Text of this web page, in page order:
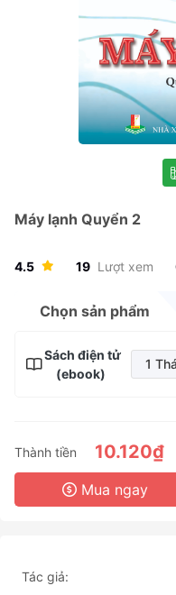
Máy lạnh Quyển 2
4.5 19 Lượt xem
Chọn sản phẩm
Sách điện tử
(ebook)
1
6
3
Thành tiền 10.120₫
Mua ngay
Tác giả: